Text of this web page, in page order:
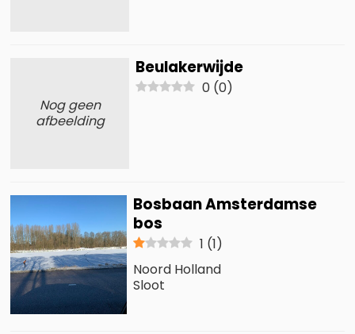
Nog geen
afbeelding
Beulakerwijde
0 (0)
Bosbaan Amsterdamse
bos
1 (1)
Noord Holland
Sloot